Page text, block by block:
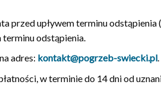
przed upływem terminu odstąpienia
terminu odstąpienia.
adres: kontakt@pogrzeb-swiecki.pl.
w terminie do 14 dni od